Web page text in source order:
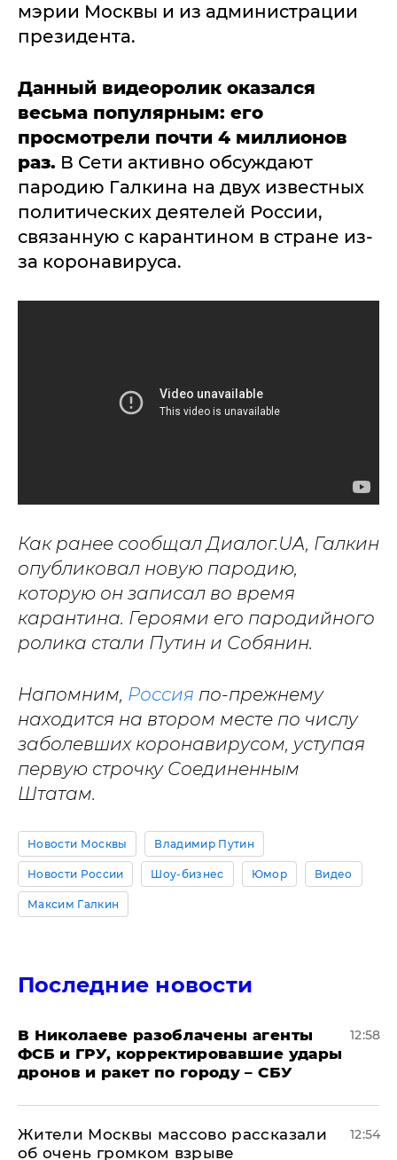
мэрии Москвы и из администрации
президента.
Данный видеоролик оказался
весьма популярным: его
просмотрели почти 4 миллионов
раз. В Сети активно обсуждают
пародию Галкина на двух известных
политических деятелей России,
связанную с карантином в стране из-
за коронавируса.
Как ранее сообщал Диалог.UA, Галкин
опубликовал новую пародию,
которую он записал во время
карантина. Героями его пародийного
ролика стали Путин и Собянин.
Напомним, Россия по-прежнему
находится на втором месте по числу
заболевших коронавирусом, уступая
первую строчку Соединенным
Штатам.
Новости Москвы Владимир Путин
Новости России Шоу-бизнес Юмор Видео
Максим Галкин
Последние новости
В Николаеве разоблачены агенты
ФСБ и ГРУ, корректировавшие удары
дронов и ракет по городу – СБУ
12:58
Жители Москвы массово рассказали
об очень громком взрыве
12:54